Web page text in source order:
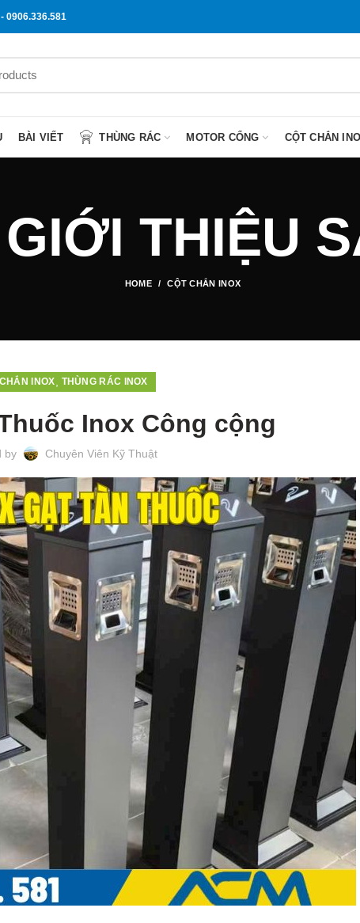
0906.336.581
BÀI VIẾT THÙNG RÁC MOTOR CỔNG CỘT CHẮN
THIỆU
HOME CỘT CHẮN INOX
INOX THÙNG RÁC INOX
Inox Công cộng
by Chuyên Viên Kỹ Thuật